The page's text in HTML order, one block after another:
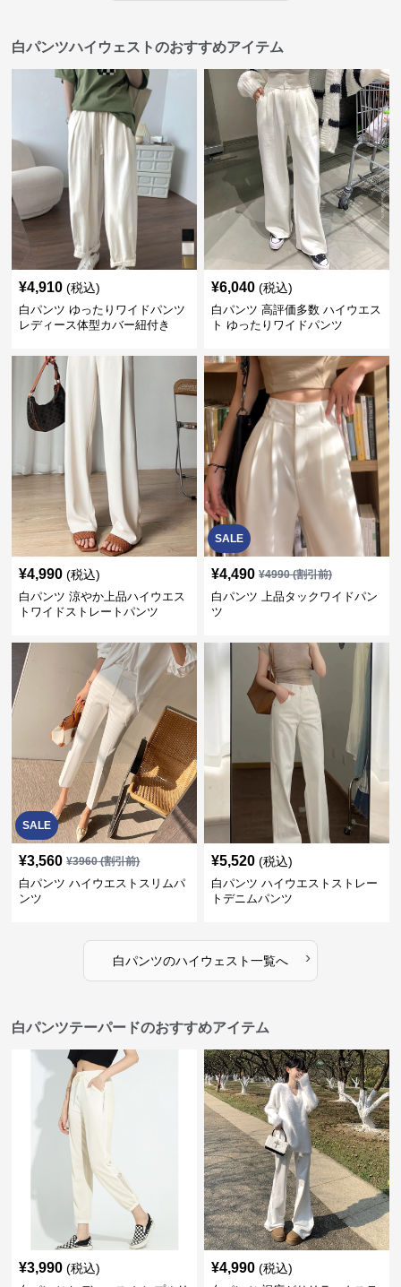
白パンツハイウェストのおすすめアイテム
¥4,910 (税込)
白パンツ ゆったりワイドパンツ
レディース体型カバー紐付き
¥6,040 (税込)
白パンツ 高評価多数 ハイウエス
ト ゆったりワイドパンツ
¥4,990 (税込)
白パンツ 涼やか上品ハイウエス
トワイドストレートパンツ
SALE
¥4,490 ¥4990(割引前)
白パンツ 上品タックワイドパン
ツ
SALE
¥3,560 ¥3960(割引前)
白パンツ ハイウエストスリムパ
ンツ
¥5,520 (税込)
白パンツ ハイウエストストレー
トデニムパンツ
白パンツのハイウェスト一覧へ ›
白パンツテーパードのおすすめアイテム
¥3,990 (税込) ¥4,990 (税込)